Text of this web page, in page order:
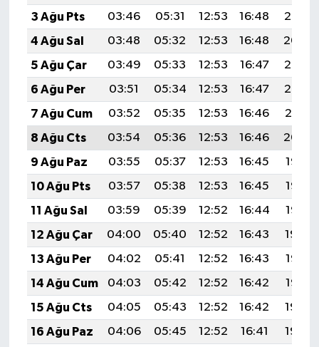
3 Ağu Pts
03:46 05:31 12:53 16:48
20:06
4 Ağu Sal
03:48 05:32 12:53 16:48
20:04
5 Ağu Çar
03:49 05:33 12:53 16:47
20:03
6 Ağu Per
03:51 05:34 12:53 16:47
20:02
7 Ağu Cum
03:52 05:35 12:53 16:46
20:01
8 Ağu Cts
03:54 05:36 12:53 16:46
20:00
9 Ağu Paz
03:55 05:37 12:53 16:45
19:58
10 Ağu Pts
03:57 05:38 12:53 16:45
19:57
11 Ağu Sal
03:59 05:39 12:52 16:44
19:56
12 Ağu Çar
04:00 05:40 12:52 16:43
19:54
13 Ağu Per
04:02 05:41 12:52 16:43
19:53
14 Ağu Cum
04:03 05:42 12:52 16:42
19:52
15 Ağu Cts
04:05 05:43 12:52 16:42
19:50
16 Ağu Paz
04:06 05:45 12:52 16:41
19:49